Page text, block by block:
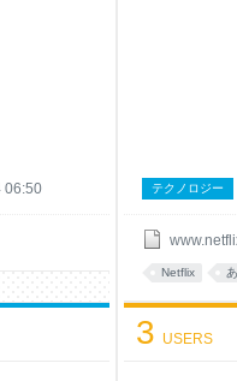
06:50 テクノロジー
Netflix
3 USERS